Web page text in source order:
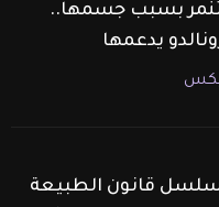
بسبب جسمها..
يدعمها
قانون الطبيعة